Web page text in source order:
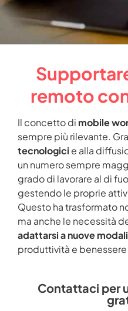
remoto
Il concetto di mobile
sempre più rilevante.
tecnologici e alla
un numero sempre
grado di lavorare al di
gestendo le proprie
Questo ha trasformato
ma anche le necessità
adattarsi a nuove
produttività e
Contattaci per